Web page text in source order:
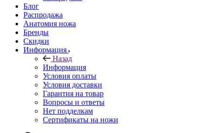
Блог
Распродажа
Анатомия ножа
Бренды
Скидки
Информация
Назад
Информация
Условия оплаты
Условия доставки
Гарантия на товар
Вопросы и ответы
Нет подделкам
Сертификаты на ножи